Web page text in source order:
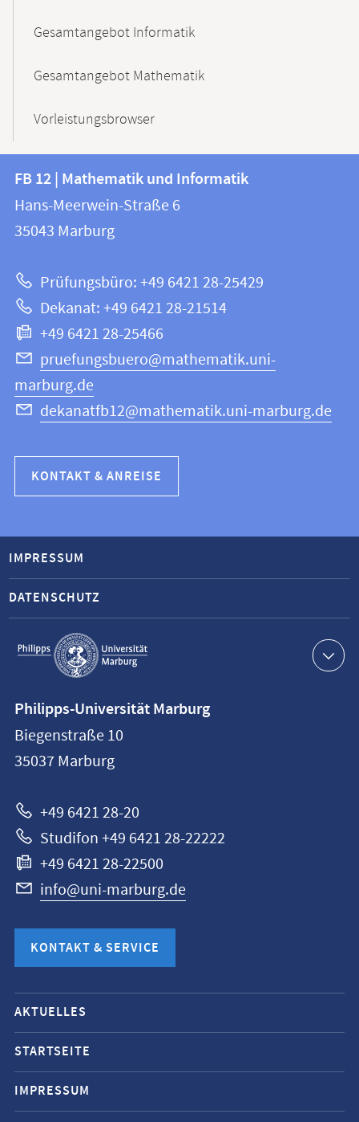
Gesamtangebot Informatik
Gesamtangebot Mathematik
Vorleistungsbrowser
Kontakt
und
Informationen
Website
FB
12
|
und
Informatik
FB 12 | Mathematik und Informatik
Hans-Meerwein-Straße 6
35043 Marburg
Prüfungsbüro: +49 6421 28-25429
Dekanat: +49 6421 28-21514
+49 6421 28-25466
pruefungsbuero@mathematik.uni-
marburg.de
dekanatfb12@mathematik.uni-marburg.de
KONTAKT & ANREISE
Service-
Navigation
IMPRESSUM
DATENSCHUTZ
Philipps-
Universität
Marburg
Philipps-Universität Marburg
Biegenstraße 10
35037 Marburg
+49 6421 28-20
Studifon +49 6421 28-22222
+49 6421 28-22500
info@uni-marburg.de
KONTAKT & SERVICE
Mobile-
Service-
Navigation
und
Social
AKTUELLES
STARTSEITE
IMPRESSUM